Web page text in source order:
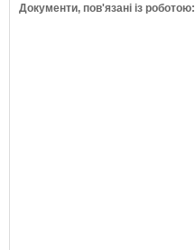
Документи, пов'язані із роботою: